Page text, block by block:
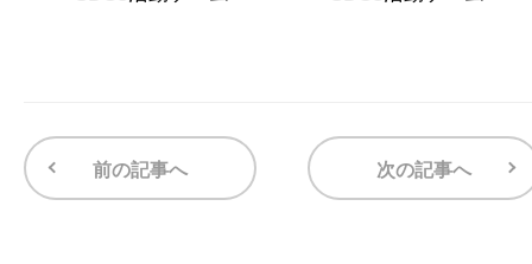
前の記事へ 次の記事へ